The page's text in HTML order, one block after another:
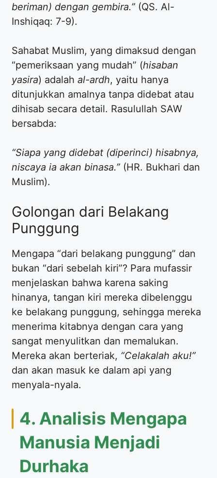
beriman) dengan gembira.” (QS. Al-
Inshiqaq: 7-9).
​Sahabat Muslim, yang dimaksud dengan
“pemeriksaan yang mudah” (hisaban
yasira) adalah al-ardh, yaitu hanya
ditunjukkan amalnya tanpa didebat atau
dihisab secara detail. Rasulullah SAW
bersabda:
“Siapa yang didebat (diperinci) hisabnya,
niscaya ia akan binasa.” (HR. Bukhari dan
Muslim).
​Golongan dari Belakang
Punggung
​Mengapa “dari belakang punggung” dan
bukan “dari sebelah kiri”? Para mufassir
menjelaskan bahwa karena saking
hinanya, tangan kiri mereka dibelenggu
ke belakang punggung, sehingga mereka
menerima kitabnya dengan cara yang
sangat menyulitkan dan memalukan.
Mereka akan berteriak, “Celakalah aku!”
dan akan masuk ke dalam api yang
menyala-nyala.
​4. Analisis Mengapa
Manusia Menjadi
Durhaka